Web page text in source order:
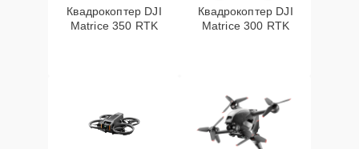
Квадрокоптер DJI
Matrice 350 RTK
Квадрокоптер DJI
Matrice 300 RTK